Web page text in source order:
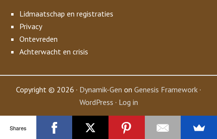
Lidmaatschap en registraties
Privacy
Ontevreden
Achterwacht en crisis
Copyright © 2026 · Dynamik-Gen on Genesis Framework ·
WordPress · Log in
Shares